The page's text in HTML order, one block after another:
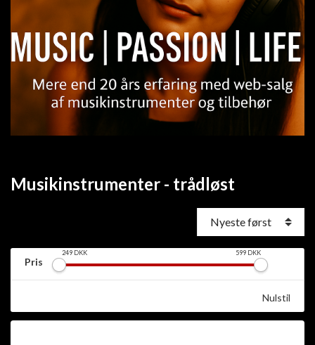
Nulstil
Pris
249 DKK 599 DKK
Musikinstrumenter - trådløst